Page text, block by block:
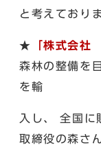
と考えており
★ 「株式会社
森林の整備を
を輸
入し、 全国に
取締役の森さ